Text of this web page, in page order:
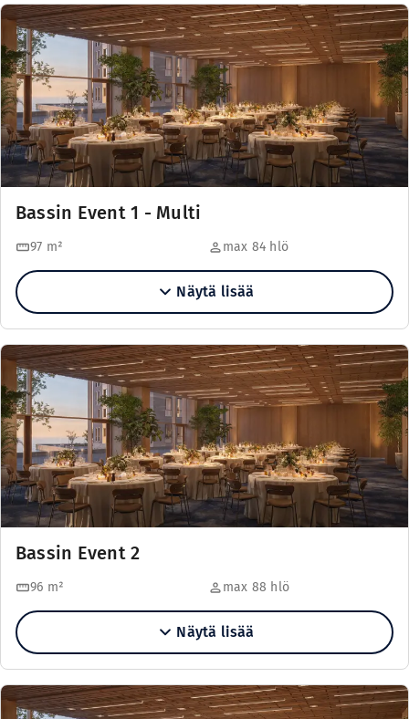
Bassin Event 1 - Multi
97 m² max 84 hlö
Näytä lisää
Bassin Event 2
96 m² max 88 hlö
Näytä lisää